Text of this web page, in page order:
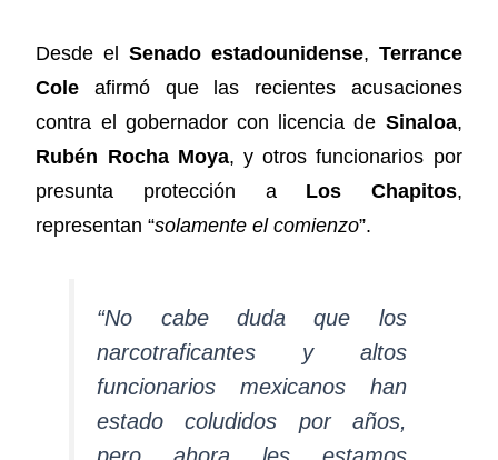
Desde el Senado estadounidense, Terrance
Cole afirmó que las recientes acusaciones
contra el gobernador con licencia de Sinaloa,
Rubén Rocha Moya, y otros funcionarios por
presunta protección a Los Chapitos,
representan “solamente el comienzo”.
“No cabe duda que los
narcotraficantes y altos
funcionarios mexicanos han
estado coludidos por años,